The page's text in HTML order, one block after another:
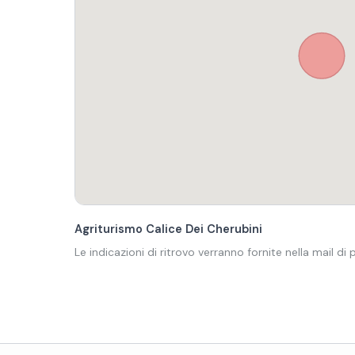
Agriturismo Calice Dei Cherubini
Le indicazioni di ritrovo verranno fornite nella mail di